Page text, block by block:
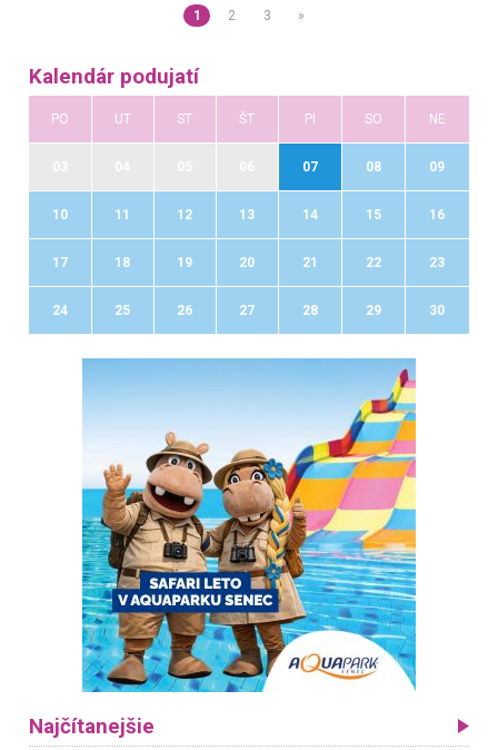
1 2 3 »
Kalendár podujatí
PO UT ST ŠT PI SO NE
07 08 09
10 11 12 13 14 15 16
17 18 19 20 21 22 23
24 25 26 27 28 29 30
Najčítanejšie